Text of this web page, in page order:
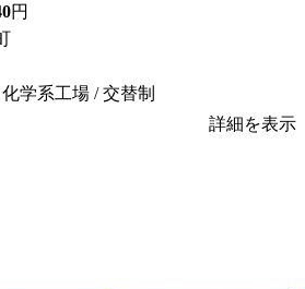
円
学系工場 / 交替制
詳細を表示